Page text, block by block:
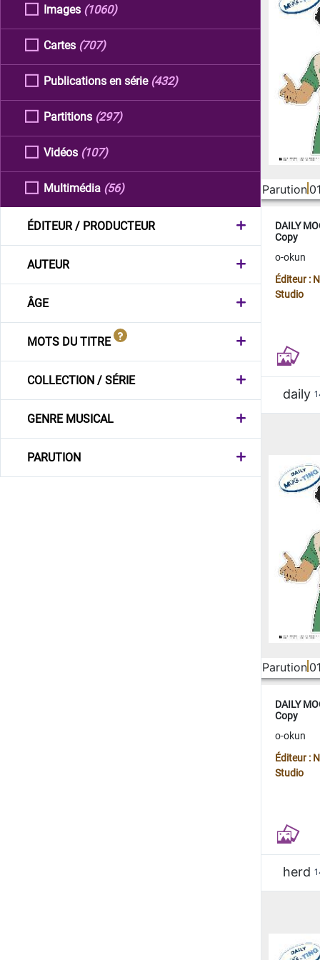
Images (1060)
Cartes (707)
Publications en série (432)
Partitions (297)
Vidéos (107)
Multimédia (56)
ÉDITEUR / PRODUCTEUR
AUTEUR
ÂGE
MOTS DU TITRE
COLLECTION / SÉRIE
GENRE MUSICAL
PARUTION
Parution
DAILY
Copy
o-okun
Éditeur :
Studio
daily
Parution
DAILY
Copy
o-okun
Éditeur :
Studio
herd